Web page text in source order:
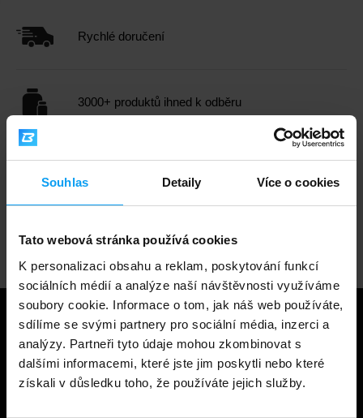
Souhlas Detaily Více o cookies
Tato webová stránka používá cookies
K personalizaci obsahu a reklam, poskytování funkcí
sociálních médií a analýze naší návštěvnosti využíváme
soubory cookie. Informace o tom, jak náš web používáte,
sdílíme se svými partnery pro sociální média, inzerci a
analýzy. Partneři tyto údaje mohou zkombinovat s
dalšími informacemi, které jste jim poskytli nebo které
získali v důsledku toho, že používáte jejich služby.
Rychlé doručení
3000+ produktů ihned k odběru
Odborné poradenství
Užitečné informace
Způsoby a ceny doručení